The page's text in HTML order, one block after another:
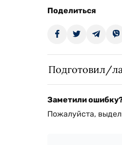
Поделиться
Подготовил/
Заметили
Пожалуйста,